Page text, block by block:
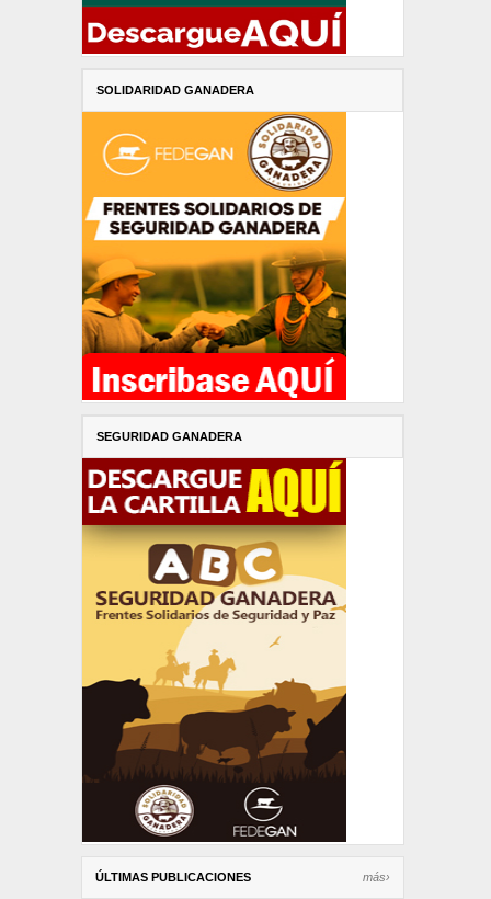
SOLIDARIDAD GANADERA
SEGURIDAD GANADERA
ÚLTIMAS PUBLICACIONES más›